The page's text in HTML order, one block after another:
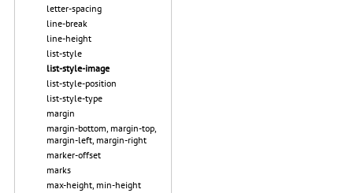
letter-spacing
line-break
line-height
list-style
list-style-image
list-style-position
list-style-type
margin
margin-bottom, margin-top,
margin-left, margin-right
marker-offset
marks
max-height, min-height